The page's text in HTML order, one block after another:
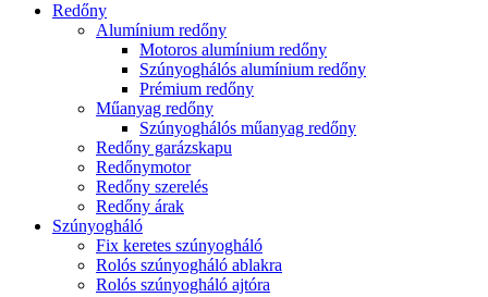
Redőny
Alumínium redőny
Motoros alumínium redőny
Szúnyoghálós alumínium redőny
Prémium redőny
Műanyag redőny
Szúnyoghálós műanyag redőny
Redőny garázskapu
Redőnymotor
Redőny szerelés
Redőny árak
Szúnyogháló
Fix keretes szúnyogháló
Rolós szúnyogháló ablakra
Rolós szúnyogháló ajtóra